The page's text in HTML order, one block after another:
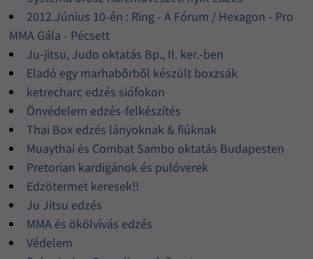
2012.Június 10-én : Ring - A Fórum / Hexagon - Pro
MMA Gála - Pécsett
Ju-jitsu, Judo oktatás Bp., II. ker.-ben
Eladó egy marhabõrbõl készült boxzsák
ketrecharc edzés siófokon
Önvédelem edzés-felkészítés
Thai Box edzés lányoknak & fiúknak
Muaythai és Combat Sambo oktatás Budapesten
Pretorian kardigánok és pulóverek
Edzötermet keresek!!
Ju Jitsu edzés
MMA és ökölvívás edzés
Védelem